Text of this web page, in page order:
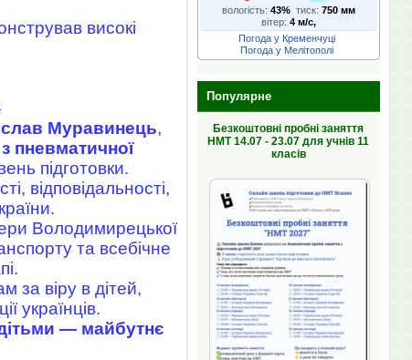
високі
Муравинець,
пневматичної
підготовки.
відповідальності,
Володимирецької
та всебічне
за віру в дітей,
українців.
— майбутнє
вологість: 43% тиск: 750 мм
вітер: 4 м/с,
Погода у Кременчуці
Погода у Мелітополі
Популярне
Безкоштовні пробні заняття
НМТ 14.07 - 23.07 для учнів 11
класів